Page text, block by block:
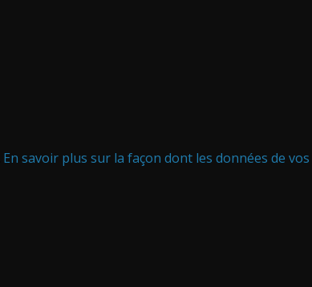
En savoir plus sur la façon dont les données de vos